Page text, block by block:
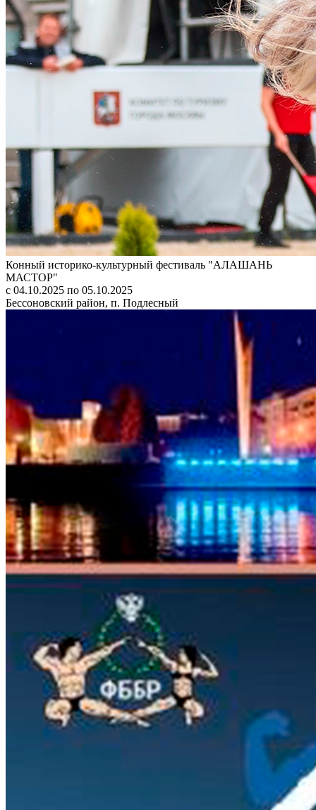
Конный историко-культурный фестиваль "АЛАШАНЬ
МАСТОР"
с 04.10.2025 по 05.10.2025
Бессоновский район, п. Подлесный